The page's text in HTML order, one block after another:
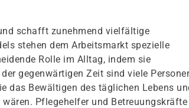
schafft zunehmend vielfältige
stehen dem Arbeitsmarkt spezielle
Rolle im Alltag, indem sie
gegenwärtigen Zeit sind viele
das Bewältigen des täglichen Lebens
Pflegehelfer und Betreuungskräfte